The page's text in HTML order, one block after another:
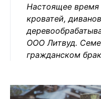
Настоящее
кроватей,
ООО Литвуд.
гражданском